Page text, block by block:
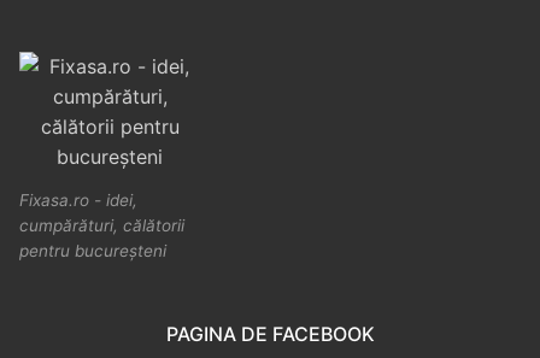
Fixasa.ro - idei,
cumpărături, călătorii
pentru bucureșteni
PAGINA DE FACEBOOK